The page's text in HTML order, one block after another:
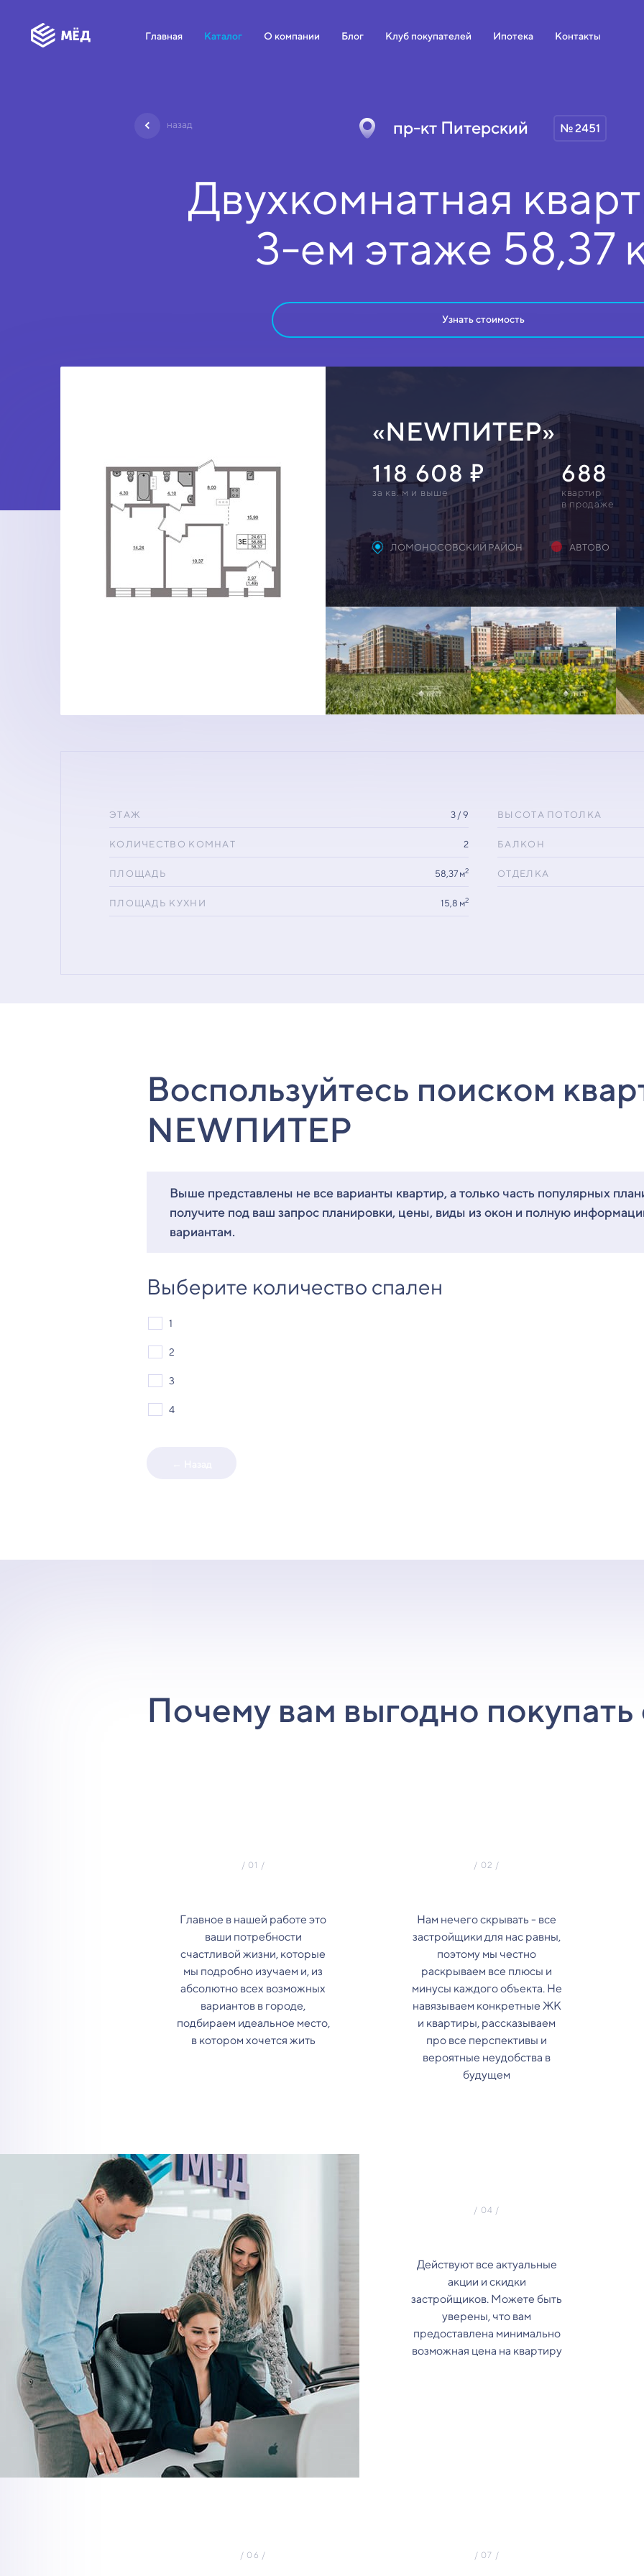
Главная Каталог О компании Блог Клуб покупателей Ипотека Контакты
назад пр-кт Питерский № 2451
Двухкомнатная
3-ем этаже 58,37
Узнать стоимость
«NEWПИТЕР»
118 608
за кв. м и выше
688
квартир
в продаже
ЛОМОНОСОВСКИЙ РАЙОН АВТОВО
ЭТАЖ 3 / 9
КОЛИЧЕСТВО КОМНАТ 2
ПЛОЩАДЬ 58,37 м2
ПЛОЩАДЬ КУХНИ 15,8 м2
ВЫСОТА ПОТОЛКА
БАЛКОН
ОТДЕЛКА
Воспользуйтесь поиском
NEWПИТЕР
Выше представлены не все варианты квартир, а только часть популярных
получите под ваш запрос планировки, цены, виды из окон и полную
вариантам.
Выберите количество спален
1
2
3
4
Почему вам выгодно покупать
Главное в нашей работе это
ваши потребности
счастливой жизни, которые
мы подробно изучаем и, из
абсолютно всех возможных
вариантов в городе,
подбираем идеальное место,
в котором хочется жить
Нам нечего скрывать - все
застройщики для нас равны,
поэтому мы честно
раскрываем все плюсы и
минусы каждого объекта. Не
навязываем конкретные ЖК
и квартиры, рассказываем
про все перспективы и
вероятные неудобства в
будущем
Действуют все актуальные
акции и скидки
застройщиков. Можете быть
уверены, что вам
предоставлена минимально
возможная цена на квартиру